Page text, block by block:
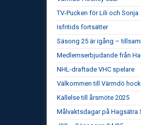
TV-Pucken för Lili och Sonja
Isfritids fortsätter
Säsong 25 är igång –
Medlemserbjudande från
NHL-draftade VHC spelare
Välkommen till Värmdö
Kallelse till årsmöte 2025
Målvaktsdagar på Hagsätra